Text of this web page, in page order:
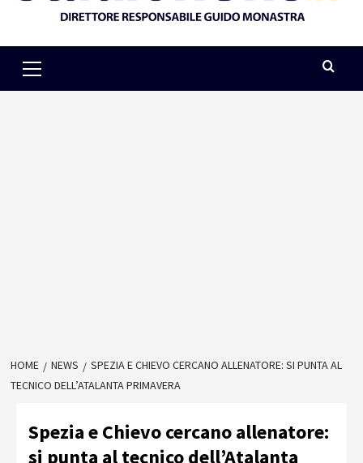
Menu
HOME NEWS
SPEZIA E CHIEVO CERCANO ALLENATORE: SI PUNTA AL
TECNICO DELL’ATALANTA PRIMAVERA
Spezia e Chievo cercano allenatore:
si punta al tecnico dell’Atalanta